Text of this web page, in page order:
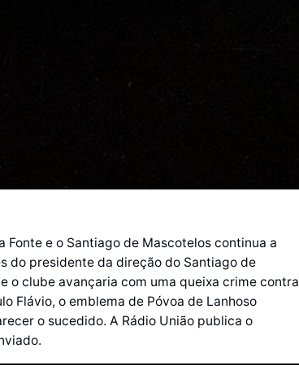
Fonte e o Santiago de Mascotelos continua a
do presidente da direção do Santiago de
o clube avançaria com uma queixa crime contra
Flávio, o emblema de Póvoa de Lanhoso
o sucedido. A Rádio União publica o